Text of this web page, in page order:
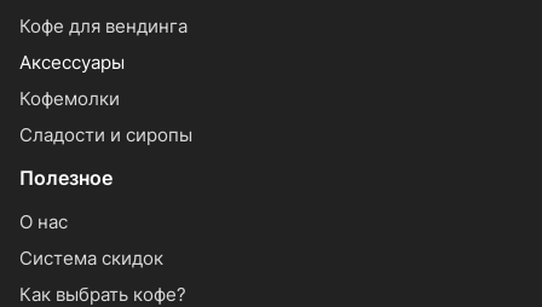
Кофе для вендинга
Аксессуары
Кофемолки
Сладости и сиропы
Полезное
О нас
Система скидок
Как выбрать кофе?